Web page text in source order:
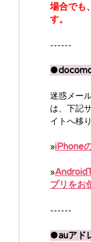
場合でも
す。
------
迷惑メー
は、下記
イトへ移
»iPhone
»
プリをお
------
●auアド